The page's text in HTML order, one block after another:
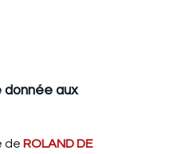
aux
de ROLAND DE